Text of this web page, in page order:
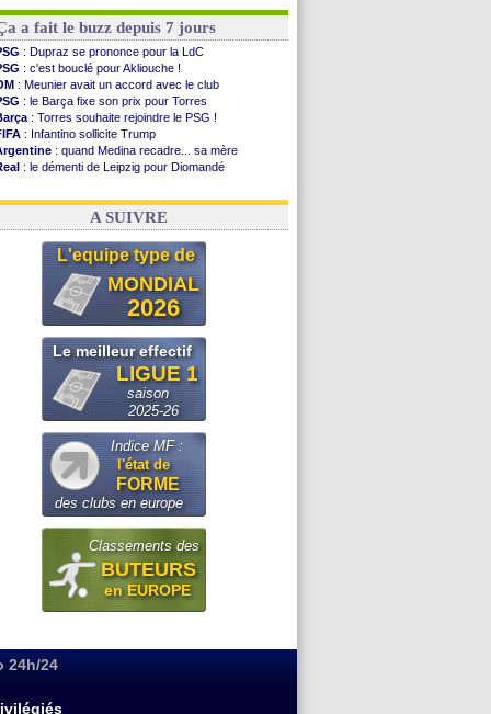
a fait le buzz depuis 7 jours
: Dupraz se prononce pour la LdC
: c'est bouclé pour Akliouche !
: Meunier avait un accord avec le club
: le Barça fixe son prix pour Torres
: Torres souhaite rejoindre le PSG !
: Infantino sollicite Trump
: quand Medina recadre... sa mère
: le démenti de Leipzig pour Diomandé
: le conseiller d'Infantino démissionne !
A SUIVRE
L'equipe type de
MONDIAL
2026
Le meilleur effectif
LIGUE 1
saison
2025-26
Indice MF :
l'état de
FORME
des clubs en europe
Classements des
BUTEURS
en EUROPE
24h/24